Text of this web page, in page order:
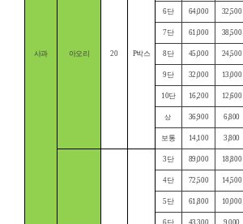
사과 아오리 20 P박스
6단 64,000 32,500
7단 61,000 38,500
8단 45,000 24,500
9단 32,000 13,000
10단 16,200 12,600
상 36,900 6,800
보통 14,100 3,800
3단 89,000 18,800
4단 72,500 14,500
5단 61,800 10,000
6단 43,300 9,000